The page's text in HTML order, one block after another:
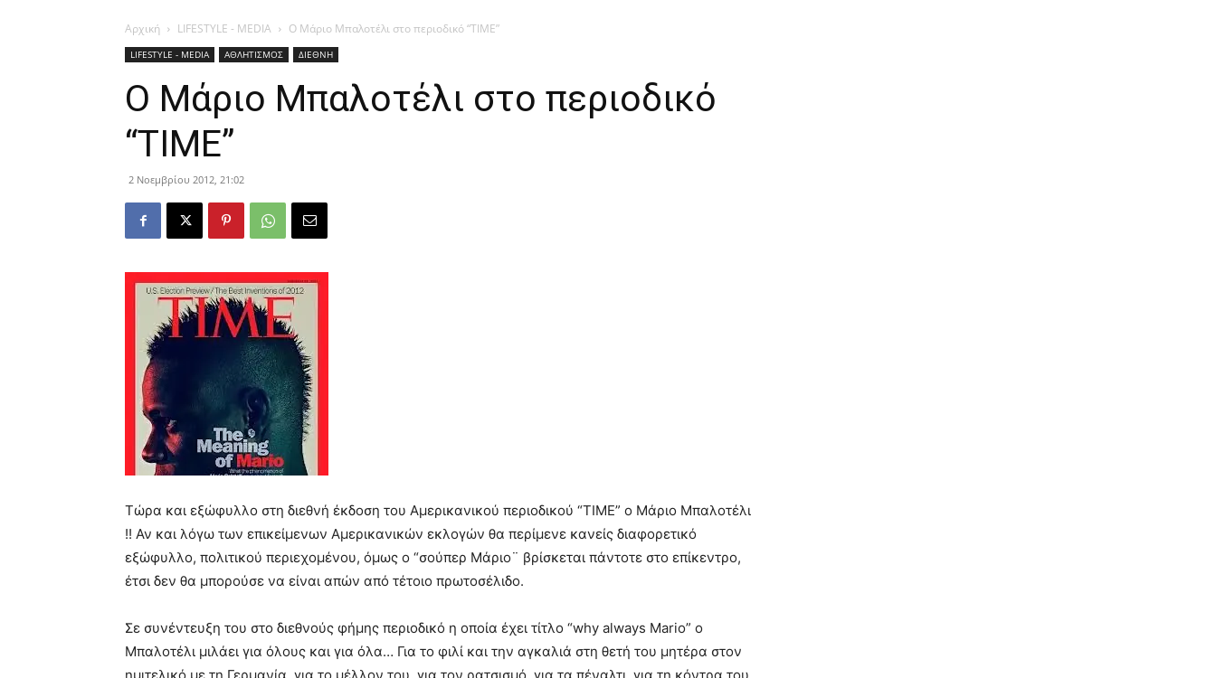
Αρχική LIFESTYLE - MEDIA Ο Μάριο Μπαλοτέλι στο περιοδικό “ΤΙΜΕ”
LIFESTYLE - MEDIA ΑΘΛΗΤΙΣΜΟΣ ΔΙΕΘΝΗ
Ο Μάριο Μπαλοτέλι στο περιοδικό
“ΤΙΜΕ”
2 Νοεμβρίου 2012, 21:02
Τώρα και εξώφυλλο στη διεθνή έκδοση του Αμερικανικού περιοδικού “ΤΙΜΕ” ο Μάριο Μπαλοτέλι
!! Αν και λόγω των επικείμενων Αμερικανικών εκλογών θα περίμενε κανείς διαφορετικό
εξώφυλλο, πολιτικού περιεχομένου, όμως ο “σούπερ Μάριο¨ βρίσκεται πάντοτε στο επίκεντρο,
έτσι δεν θα μπορούσε να είναι απών από τέτοιο πρωτοσέλιδο.
Σε συνέντευξη του στο διεθνούς φήμης περιοδικό η οποία έχει τίτλο “why always Mario” ο
Μπαλοτέλι μιλάει για όλους και για όλα… Για το φιλί και την αγκαλιά στη θετή του μητέρα στον